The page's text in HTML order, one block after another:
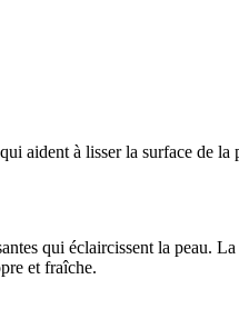
aident à lisser la surface de
qui éclaircissent la peau.
et fraîche.